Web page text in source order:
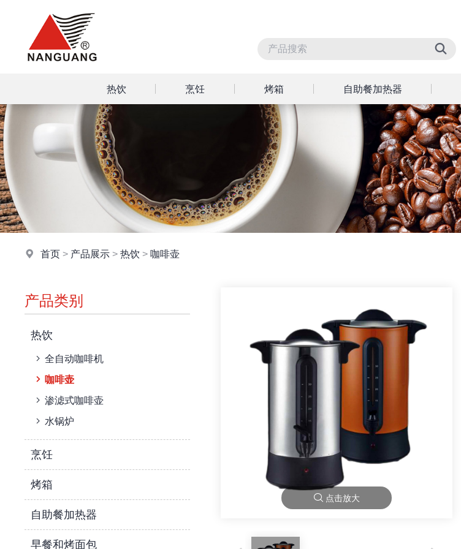
热饮 烹饪 烤箱 自助餐加热器
首页 > 产品展示 >热饮 > 咖啡壶
产品类别
热饮
全自动咖啡机
咖啡壶
渗滤式咖啡壶
水锅炉
烹饪
烤箱
自助餐加热器
早餐和烤面包
点击放大